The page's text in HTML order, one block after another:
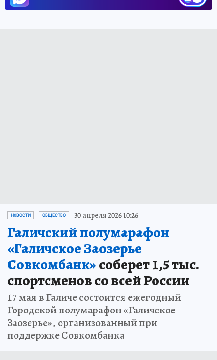
НОВОСТИ ОБЩЕСТВО 30 апреля 2026 10:26
Галичский полумарафон
«Галичское Заозерье
Совкомбанк»соберет 1,5 тыс.
спортсменов со всей России
17 мая в Галиче состоится ежегодный
Городской полумарафон «Галичское
Заозерье», организованный при
поддержке Совкомбанка